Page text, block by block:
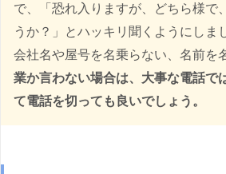
で、「恐れ入りますが、どちら様で
うか？」とハッキリ聞くようにしま
会社名や屋号を名乗らない、名前を
業か言わない場合は、大事な電話で
て電話を切っても良いでしょう。